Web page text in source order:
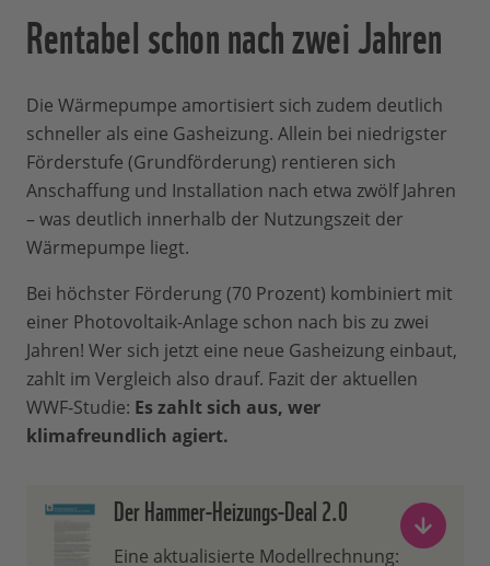
Rentabel schon nach zwei Jahren
Die Wärmepumpe amortisiert sich zudem deutlich
schneller als eine Gasheizung. Allein bei niedrigster
Förderstufe (Grundförderung) rentieren sich
Anschaffung und Installation nach etwa zwölf Jahren
– was deutlich innerhalb der Nutzungszeit der
Wärmepumpe liegt.
Bei höchster Förderung (70 Prozent) kombiniert mit
einer Photovoltaik-Anlage schon nach bis zu zwei
Jahren! Wer sich jetzt eine neue Gasheizung einbaut,
zahlt im Vergleich also drauf. Fazit der aktuellen
WWF-Studie: Es zahlt sich aus, wer
klimafreundlich agiert.
Der Hammer-Heizungs-Deal 2.0
Eine aktualisierte Modellrechnung: